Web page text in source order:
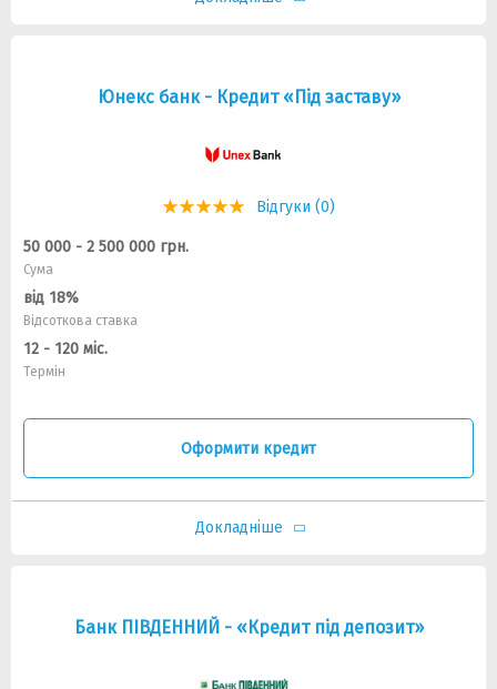
Юнекс банк - Кредит «Під заставу»
Відгуки (0)
50 000 - 2 500 000 грн.
Сума
від 18%
Відсоткова ставка
12 - 120 міс.
Термін
Оформити кредит
Докладніше
Банк ПІВДЕННИЙ - «Кредит під депозит»